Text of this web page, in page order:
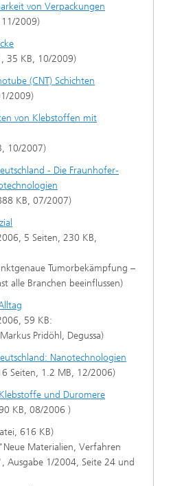
von Verpackungen
11/2009)
, 35 KB, 10/2009)
(CNT) Schichten
2009)
von Klebstoffen mit
10/2007)
- Die Fraunhofer-
KB, 07/2007)
5 Seiten, 230 KB,
Tumorbekämpfung –
alle Branchen beeinflussen)
59 KB:
Pridöhl, Degussa)
Nanotechnologien
Seiten, 1.2 MB, 12/2006)
und Duromere
KB, 08/2006 )
616 KB)
Materialien, Verfahren
Ausgabe 1/2004, Seite 24 und